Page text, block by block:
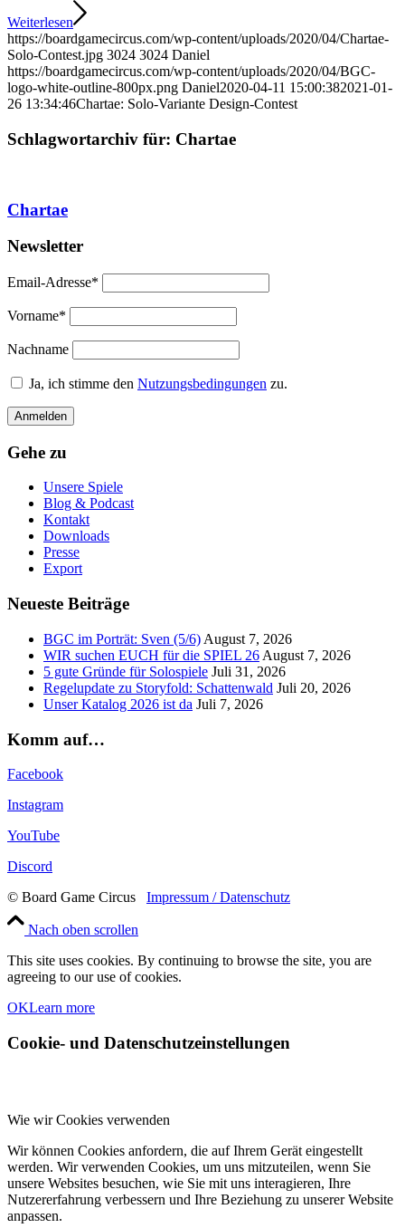
Weiterlesen
https://boardgamecircus.com/wp-content/uploads/2020/04/Chartae-
Solo-Contest.jpg 3024 3024 Daniel
https://boardgamecircus.com/wp-content/uploads/2020/04/BGC-
logo-white-outline-800px.png Daniel2020-04-11 15:00:382021-01-
26 13:34:46Chartae: Solo-Variante Design-Contest
Schlagwortarchiv für: Chartae
Chartae
Newsletter
Email-Adresse*
Vorname*
Nachname
Ja, ich stimme den Nutzungsbedingungen zu.
Gehe zu
Unsere Spiele
Blog & Podcast
Kontakt
Downloads
Presse
Export
Neueste Beiträge
BGC im Porträt: Sven (5/6) August 7, 2026
WIR suchen EUCH für die SPIEL 26 August 7, 2026
5 gute Gründe für Solospiele Juli 31, 2026
Regelupdate zu Storyfold: Schattenwald Juli 20, 2026
Unser Katalog 2026 ist da Juli 7, 2026
Komm auf…
Facebook
Instagram
YouTube
Discord
© Board Game Circus Impressum / Datenschutz
Nach oben scrollen
This site uses cookies. By continuing to browse the site, you are
agreeing to our use of cookies.
OKLearn more
Cookie- und Datenschutzeinstellungen
Wie wir Cookies verwenden
Wir können Cookies anfordern, die auf Ihrem Gerät eingestellt
werden. Wir verwenden Cookies, um uns mitzuteilen, wenn Sie
unsere Websites besuchen, wie Sie mit uns interagieren, Ihre
Nutzererfahrung verbessern und Ihre Beziehung zu unserer Website
anpassen.